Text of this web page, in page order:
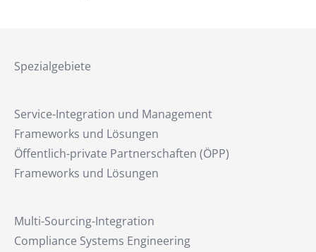
Spezialgebiete
Service-Integration und Management
Frameworks und Lösungen
Öffentlich-private Partnerschaften (ÖPP)
Frameworks und Lösungen
Multi-Sourcing-Integration
Compliance Systems Engineering